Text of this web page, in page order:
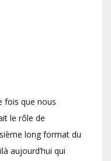
fois que nous
le rôle de
long format du
aujourd’hui qui